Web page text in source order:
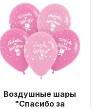
Воздушные шары
"Спасибо за